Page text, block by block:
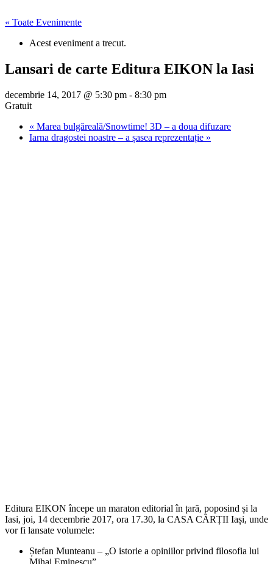
« Toate Evenimente
Acest eveniment a trecut.
Lansari de carte Editura EIKON la Iasi
decembrie 14, 2017 @ 5:30 pm - 8:30 pm
Gratuit
« Marea bulgăreală/Snowtime! 3D – a doua difuzare
Iarna dragostei noastre – a șasea reprezentație »
Editura EIKON începe un maraton editorial în țară, poposind și la
Iasi, joi, 14 decembrie 2017, ora 17.30, la CASA CĂRȚII Iași, unde
vor fi lansate volumele:
Ștefan Munteanu – „O istorie a opiniilor privind filosofia lui
Mihai Eminescu”